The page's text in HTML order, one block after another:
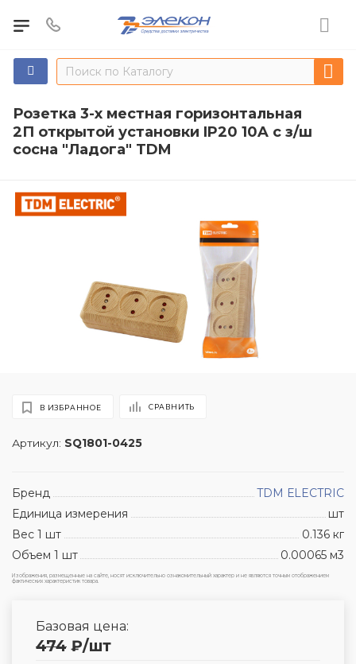
Розетка 3-х местная горизонтальная
2П открытой установки IP20 10A с з/ш
сосна "Ладога" TDM
Артикул: SQ1801-0425
В ИЗБРАННОЕ СРАВНИТЬ
Бренд
TDM ЕLECTRIC
Единица измерения
шт
Вес 1 шт
0.136 кг
Объем 1 шт
0.00065 м3
Изображения, размещенные на сайте, носят исключительно ознакомительный характер и не являются точным отображением
фактических характеристик товара.
Базовая цена:
474 ₽/шт